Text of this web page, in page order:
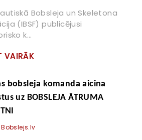
Bobsleja un Skeletona
(IBSF) publicējusi
k...
VAIRĀK
bobsleja komanda aicina
uz BOBSLEJA ĀTRUMA
Bobslejs.lv